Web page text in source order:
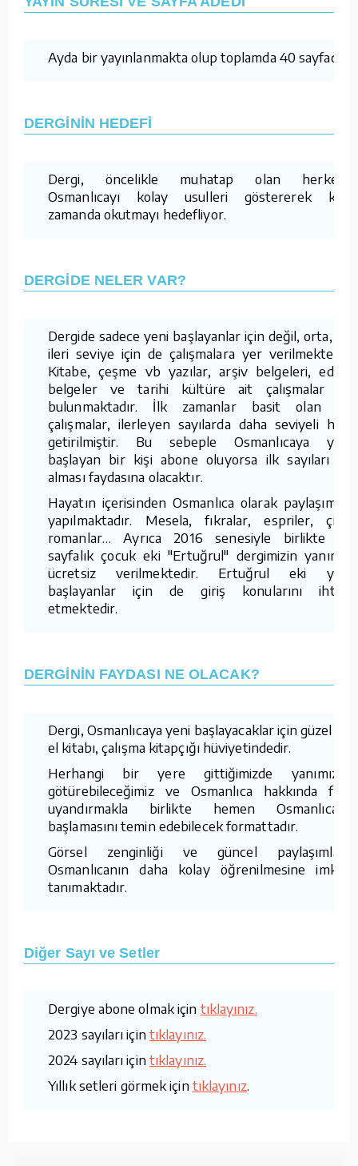
Ayda bir yayınlanmakta olup toplamda 40 sayfadır.
DERGİNİN HEDEFİ
Dergi, öncelikle muhatap olan herkese
Osmanlıcayı kolay usulleri göstererek kısa
zamanda okutmayı hedefliyor.
DERGİDE NELER VAR?
Dergide sadece yeni başlayanlar için değil, orta, iyi,
ileri seviye için de çalışmalara yer verilmektedir.
Kitabe, çeşme vb yazılar, arşiv belgeleri, edebi
belgeler ve tarihi kültüre ait çalışmalar da
bulunmaktadır. İlk zamanlar basit olan bu
çalışmalar, ilerleyen sayılarda daha seviyeli hale
getirilmiştir. Bu sebeple Osmanlıcaya yeni
başlayan bir kişi abone oluyorsa ilk sayıları da
alması faydasına olacaktır.
Hayatın içerisinden Osmanlıca olarak paylaşımlar
yapılmaktadır. Mesela, fıkralar, espriler, çizgi
romanlar… Ayrıca 2016 senesiyle birlikte 16
sayfalık çocuk eki "Ertuğrul" dergimizin yanında
ücretsiz verilmektedir. Ertuğrul eki yeni
başlayanlar için de giriş konularını ihtiva
etmektedir.
DERGİNİN FAYDASI NE OLACAK?
Dergi, Osmanlıcaya yeni başlayacaklar için güzel bir
el kitabı, çalışma kitapçığı hüviyetindedir.
Herhangi bir yere gittiğimizde yanımızda
götürebileceğimiz ve Osmanlıca hakkında fikir
uyandırmakla birlikte hemen Osmanlıcaya
başlamasını temin edebilecek formattadır.
Görsel zenginliği ve güncel paylaşımları,
Osmanlıcanın daha kolay öğrenilmesine imkan
tanımaktadır.
Diğer Sayı ve Setler
Dergiye abone olmak içintıklayınız.
2023 sayıları içintıklayınız.
2024 sayıları içintıklayınız.
Yıllık setleri görmek içintıklayınız.